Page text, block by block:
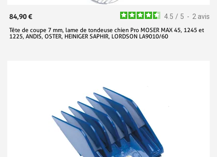
4.5 / 5 - 2 avis
84,90 €
Tête de coupe 7 mm, lame de tondeuse chien Pro MOSER MAX 45, 1245 et
1225, ANDIS, OSTER, HEINIGER SAPHIR, LORDSON LA9010/60